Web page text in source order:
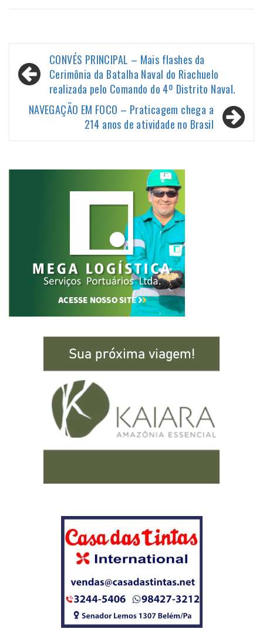
Navegação
de
CONVÉS PRINCIPAL – Mais flashes da
Cerimônia da Batalha Naval do Riachuelo
realizada pelo Comando do 4º Distrito Naval.
NAVEGAÇÃO EM FOCO – Praticagem chega a
214 anos de atividade no Brasil